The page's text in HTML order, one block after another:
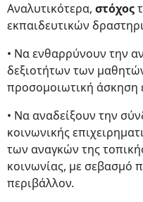
Αναλυτικότερα, στόχος
εκπαιδευτικών
• Να ενθαρρύνουν την
δεξιοτήτων των
προσομοιωτική άσκηση
• Να αναδείξουν την
κοινωνικής
των αναγκών της
κοινωνίας, με σεβασμό
περιβάλλον.